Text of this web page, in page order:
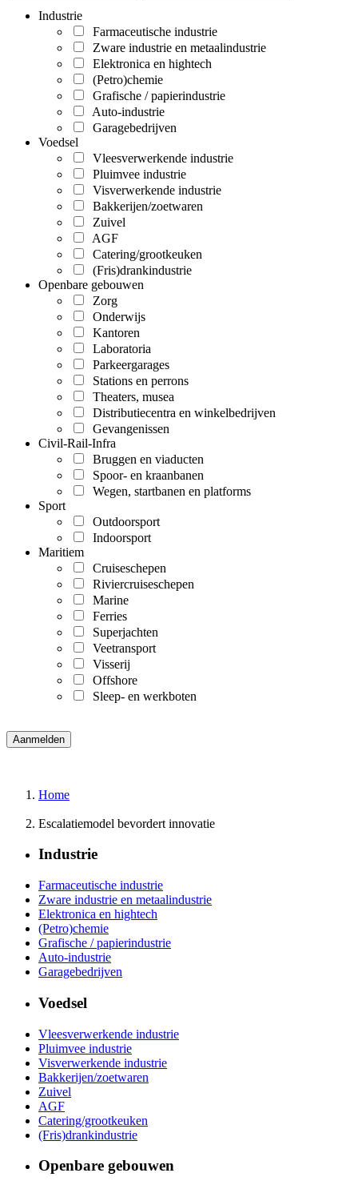
Industrie
Farmaceutische industrie
Zware industrie en metaalindustrie
Elektronica en hightech
(Petro)chemie
Grafische / papierindustrie
Auto-industrie
Garagebedrijven
Voedsel
Vleesverwerkende industrie
Pluimvee industrie
Visverwerkende industrie
Bakkerijen/zoetwaren
Zuivel
AGF
Catering/grootkeuken
(Fris)drankindustrie
Openbare gebouwen
Zorg
Onderwijs
Kantoren
Laboratoria
Parkeergarages
Stations en perrons
Theaters, musea
Distributiecentra en winkelbedrijven
Gevangenissen
Civil-Rail-Infra
Bruggen en viaducten
Spoor- en kraanbanen
Wegen, startbanen en platforms
Sport
Outdoorsport
Indoorsport
Maritiem
Cruiseschepen
Riviercruiseschepen
Marine
Ferries
Superjachten
Veetransport
Visserij
Offshore
Sleep- en werkboten
Home
Escalatiemodel bevordert innovatie
Industrie
Farmaceutische industrie
Zware industrie en metaalindustrie
Elektronica en hightech
(Petro)chemie
Grafische / papierindustrie
Auto-industrie
Garagebedrijven
Voedsel
Vleesverwerkende industrie
Pluimvee industrie
Visverwerkende industrie
Bakkerijen/zoetwaren
Zuivel
AGF
Catering/grootkeuken
(Fris)drankindustrie
Openbare gebouwen